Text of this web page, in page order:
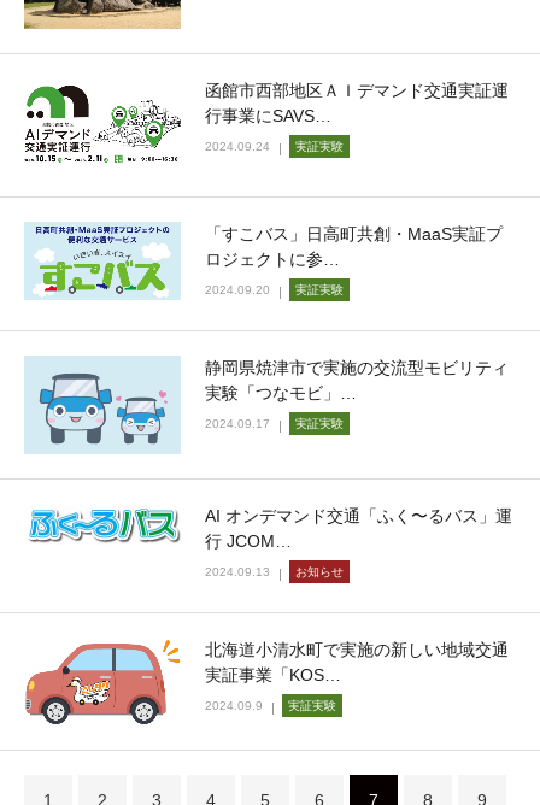
函館市⻄部地区ＡＩデマンド交通実証運
⾏事業にSAVS…
2024.09.24 実証実験
「すこバス」日高町共創・MaaS実証プ
ロジェクトに参…
2024.09.20 実証実験
静岡県焼津市で実施の交流型モビリティ
実験「つなモビ」…
2024.09.17 実証実験
AI オンデマンド交通「ふく〜るバス」運
行 JCOM…
2024.09.13 お知らせ
北海道小清水町で実施の新しい地域交通
実証事業「KOS…
2024.09.9 実証実験
1 2 3 4 5 6 7 8 9